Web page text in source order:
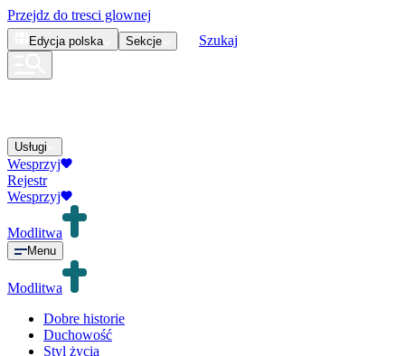
Przejdz do tresci glownej
Edycja polska Sekcje Szukaj
Usługi
Wesprzyj
Rejestr
Wesprzyj
Modlitwa
Menu
Modlitwa
Dobre historie
Duchowość
Styl życia